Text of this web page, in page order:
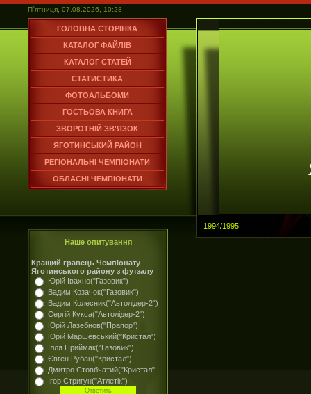
П`ятниця, 07.08.2026, 10:28
ГОЛОВНА СТОРІНКА
КАТАЛОГ ФАЙЛІВ
КАТАЛОГ СТАТЕЙ
СТАТИСТИКА
ФОТОАЛЬБОМИ
ГОСТЬОВА КНИГА
ЗВОРОТНІЙ ЗВ'ЯЗОК
ЯГОТИНСЬКИЙ РАЙОН
РЕГІОНАЛЬНІ ЧЕМПІОНАТИ
ОБЛАСНІ ЧЕМПІОНАТИ
Наше опитування
Кращий гравець Чемпіонату
Яготинського району з футзалу
Юрій Івахно("Газовик")
Вадим Козачок("Газовик")
Вадим Колесник("Автолідер-2")
Сергій Кукса("Автолідер-2")
Юрій Лазебнов("Прапор")
Юрій Маршевський("Кристал")
Ілля Приймак("Газовик")
Євген Рубан("Кристал")
Дмитро Стовбчатий("Кристал"
Ігор Стригун("Атлетік")
1994/1995